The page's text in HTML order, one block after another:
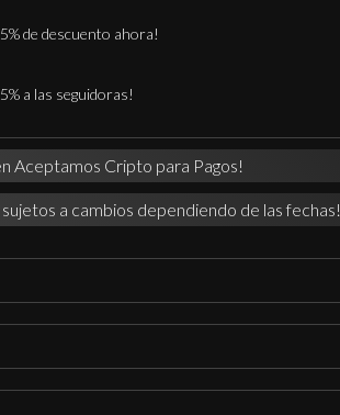
de descuento ahora!
a las seguidoras!
Aceptamos Cripto para Pagos!
a cambios dependiendo de las fechas!